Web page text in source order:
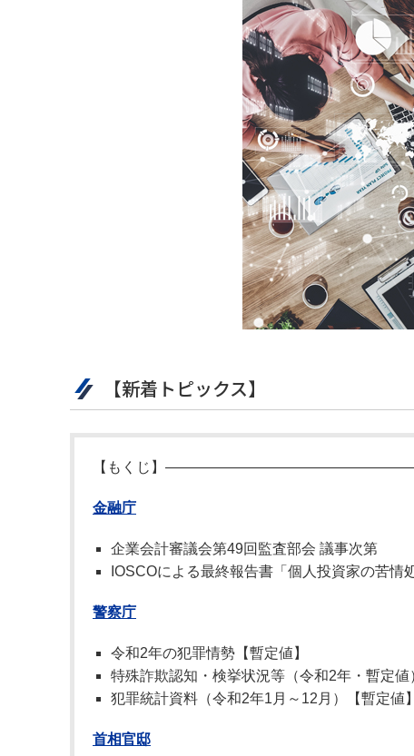
【新着トピックス】
【もくじ】
金融庁
企業会計審議会第49回監査部会 議事次第
IOSCOによる最終報告書「個人投資家の苦情
警察庁
令和2年の犯罪情勢【暫定値】
特殊詐欺認知・検挙状況等（令和2年・暫定値
犯罪統計資料（令和2年1月～12月）【暫定値】
首相官邸